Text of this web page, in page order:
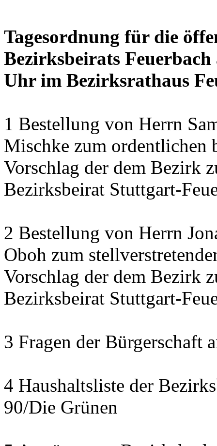
Tagesordnung für die
Bezirksbeirats
Uhr im Bezirksrathaus
1 Bestellung von Herrn
Mischke zum ordentlichen
Vorschlag der dem Bezirk
Bezirksbeirat Stuttgart-
2 Bestellung von Herrn
Oboh zum
Vorschlag der dem Bezirk
Bezirksbeirat Stuttgart-
3 Fragen der Bürgerschaft
4 Haushaltsliste der
90/Die Grünen